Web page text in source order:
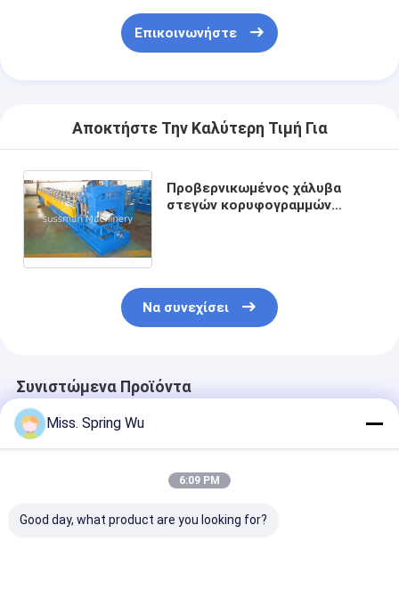
Επικοινωνήστε
Αποκτήστε Την Καλύτερη Τιμή Για
Προβερνικωμένος χάλυβα
στεγών κορυφογραμμών
Να συνεχίσει
Συνιστώμενα Προϊόντα
Miss. Spring Wu
6:09 PM
Good day, what product are you looking for?